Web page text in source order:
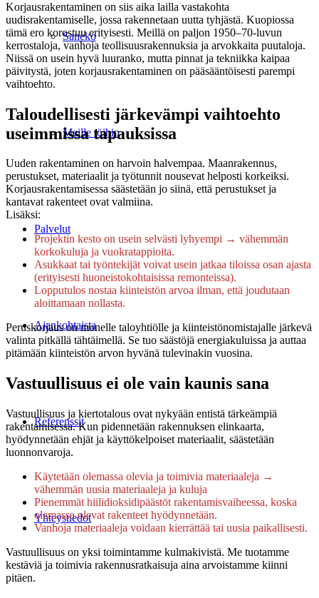
Saneko
Meille töihin
Palvelut
Ajankohtaista
Referenssit
Yhteystiedot
Korjausrakentaminen on siis aika lailla vastakohta
uudisrakentamiselle, jossa rakennetaan uutta tyhjästä. Kuopiossa
tämä ero korostuu erityisesti. Meillä on paljon 1950–70-luvun
kerrostaloja, vanhoja teollisuusrakennuksia ja arvokkaita puutaloja.
Niissä on usein hyvä luuranko, mutta pinnat ja tekniikka kaipaa
päivitystä, joten korjausrakentaminen on pääsääntöisesti parempi
vaihtoehto.
Taloudellisesti järkevämpi vaihtoehto
useimmissa tapauksissa
Uuden rakentaminen on harvoin halvempaa. Maanrakennus,
perustukset, materiaalit ja työtunnit nousevat helposti korkeiksi.
Korjausrakentamisessa säästetään jo siinä, että perustukset ja
kantavat rakenteet ovat valmiina.
Lisäksi:
Projektin kesto on usein selvästi lyhyempi → vähemmän
korkokuluja ja vuokratappioita.
Asukkaat tai työntekijät voivat usein jatkaa tiloissa osan ajasta
(erityisesti huoneistokohtaisissa remonteissa).
Lopputulos nostaa kiinteistön arvoa ilman, että joudutaan
aloittamaan nollasta.
Peruskorjaus on monelle taloyhtiölle ja kiinteistönomistajalle järkevä
valinta pitkällä tähtäimellä. Se tuo säästöjä energiakuluissa ja auttaa
pitämään kiinteistön arvon hyvänä tulevinakin vuosina.
Vastuullisuus ei ole vain kaunis sana
Vastuullisuus ja kiertotalous ovat nykyään entistä tärkeämpiä
rakentamisessa. Kun pidennetään rakennuksen elinkaarta,
hyödynnetään ehjät ja käyttökelpoiset materiaalit, säästetään
luonnonvaroja.
Käytetään olemassa olevia ja toimivia materiaaleja →
vähemmän uusia materiaaleja ja kuluja
Pienemmät hiilidioksidipäästöt rakentamisvaiheessa, koska
olemassa olevat rakenteet hyödynnetään.
Vanhoja materiaaleja voidaan kierrättää tai uusia paikallisesti.
Vastuullisuus on yksi toimintamme kulmakivistä. Me tuotamme
kestäviä ja toimivia rakennusratkaisuja aina arvoistamme kiinni
pitäen.